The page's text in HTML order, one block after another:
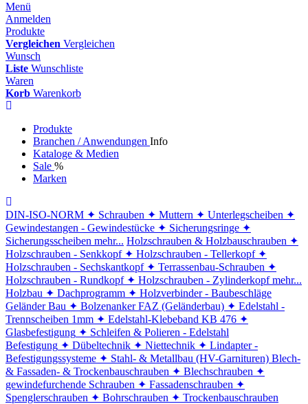
Menü
Anmelden
Produkte
Vergleichen Vergleichen
Wunsch
Liste Wunschliste
Waren
Korb Warenkorb
Produkte
Branchen / Anwendungen Info
Kataloge & Medien
Sale %
Marken
DIN-ISO-NORM ✦ Schrauben ✦ Muttern ✦ Unterlegscheiben ✦
Gewindestangen - Gewindestücke ✦ Sicherungsringe ✦
Sicherungsscheiben mehr... Holzschrauben & Holzbauschrauben ✦
Holzschrauben - Senkkopf ✦ Holzschrauben - Tellerkopf ✦
Holzschrauben - Sechskantkopf ✦ Terrassenbau-Schrauben ✦
Holzschrauben - Rundkopf ✦ Holzschrauben - Zylinderkopf mehr...
Holzbau ✦ Dachprogramm ✦ Holzverbinder - Baubeschläge
Geländer Bau ✦ Bolzenanker FAZ (Geländerbau) ✦ Edelstahl -
Trennscheiben 1mm ✦ Edelstahl-Klebeband KB 476 ✦
Glasbefestigung ✦ Schleifen & Polieren - Edelstahl
Befestigung ✦ Dübeltechnik ✦ Niettechnik ✦ Lindapter -
Befestigungssysteme ✦ Stahl- & Metallbau (HV-Garnituren) Blech-
& Fassaden- & Trockenbauschrauben ✦ Blechschrauben ✦
gewindefurchende Schrauben ✦ Fassadenschrauben ✦
Spenglerschrauben ✦ Bohrschrauben ✦ Trockenbauschrauben